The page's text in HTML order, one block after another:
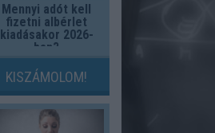
Mennyi adót kell
fizetni albérlet
kiadásakor 2026-
ban?
KISZÁMOLOM!